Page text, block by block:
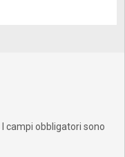
I campi obbligatori sono